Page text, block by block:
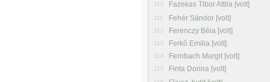
110 Fazekas Tibor Attila [volt]
111 Fehér Sándor [volt]
112 Ferenczy Béla [volt]
113 Ferkő Emilia [volt]
114 Fernbach Margit [volt]
115 Finta Dorina [volt]